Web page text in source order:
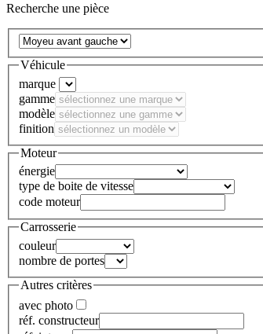
Recherche une pièce
Véhicule
marque
gamme
modèle
finition
Moteur
énergie
type de boite de vitesse
code moteur
Carrosserie
couleur
nombre de portes
Autres critères
avec photo
réf. constructeur